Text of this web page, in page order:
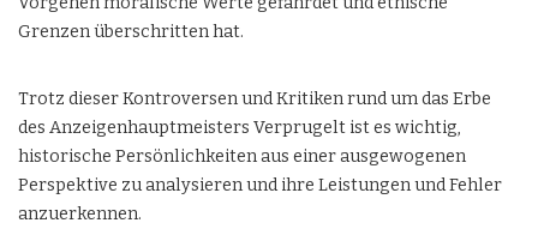
Grenzen überschritten hat.
Trotz dieser Kontroversen und Kritiken rund um das Erbe
des Anzeigenhauptmeisters Verprugelt ist es wichtig,
historische Persönlichkeiten aus einer ausgewogenen
Perspektive zu analysieren und ihre Leistungen und Fehler
anzuerkennen.